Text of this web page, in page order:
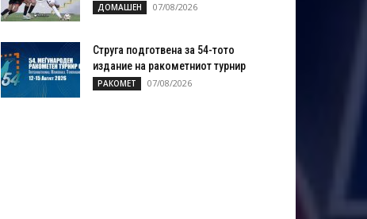
ДОМАШЕН 07/08/2026
Струга подготвена за 54-тото
издание на ракометниот турнир
РАКОМЕТ 07/08/2026